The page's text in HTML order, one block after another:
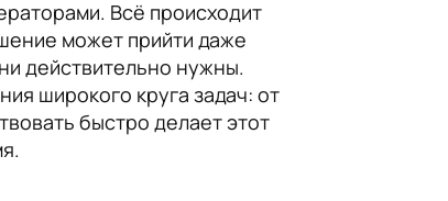
Всё происходит
может прийти даже
действительно нужны.
широкого круга задач: от
быстро делает этот